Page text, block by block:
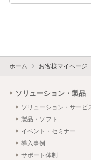
ホーム お客様マイページ
ソリューション・製品
ソリューション・サービ
製品・ソフト
イベント・セミナー
導入事例
サポート体制